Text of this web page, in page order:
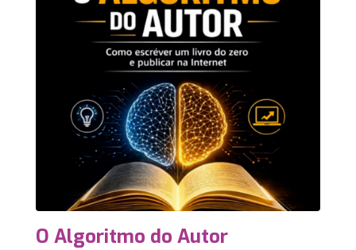
O Algoritmo do Autor